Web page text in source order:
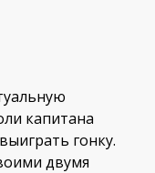
капитана
гонку.
двумя